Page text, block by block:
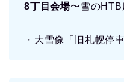
8丁目会場〜雪のHTB
・大雪像「旧札幌停車